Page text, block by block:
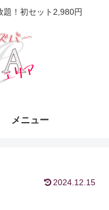
！初セット2,980円
メニュー
2024.12.15